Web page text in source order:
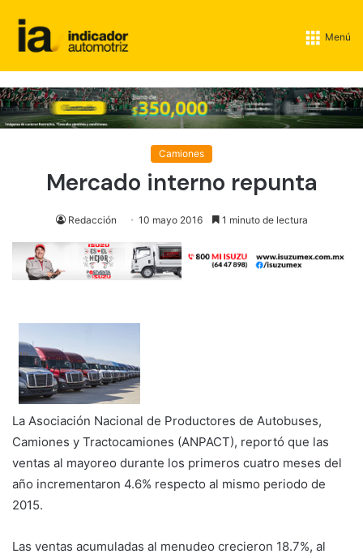
Menú
Camiones
Mercado interno repunta
Redacción 10 mayo 2016 1 minuto de lectura
La Asociación Nacional de Productores de Autobuses,
Camiones y Tractocamiones (ANPACT), reportó que las
ventas al mayoreo durante los primeros cuatro meses del
año incrementaron 4.6% respecto al mismo periodo de
2015.
Las ventas acumuladas al menudeo crecieron 18.7%, al